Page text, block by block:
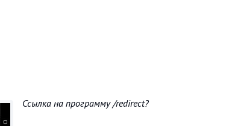
Ссылка на программу /redirect?